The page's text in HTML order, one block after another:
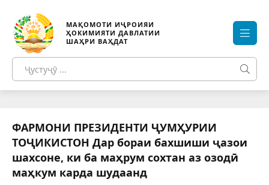
МАҚОМОТИ ИҶРОИЯИ
ҲОКИМИЯТИ ДАВЛАТИИ
ШАҲРИ ВАҲДАТ
ФАРМОНИ ПРЕЗИДЕНТИ ҶУМҲУРИИ
ТОҶИКИСТОН Дар бораи бахшиши ҷазои
шахсоне, ки ба маҳрум сохтан аз озодӣ
маҳкум карда шудаанд